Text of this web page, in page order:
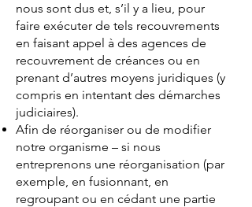
nous sont dus et, s’il y a lieu, pour
faire exécuter de tels recouvrements
en faisant appel à des agences de
recouvrement de créances ou en
prenant d’autres moyens juridiques (y
compris en intentant des démarches
judiciaires).
Afin de réorganiser ou de modifier
notre organisme – si nous
entreprenons une réorganisation (par
exemple, en fusionnant, en
regroupant ou en cédant une partie